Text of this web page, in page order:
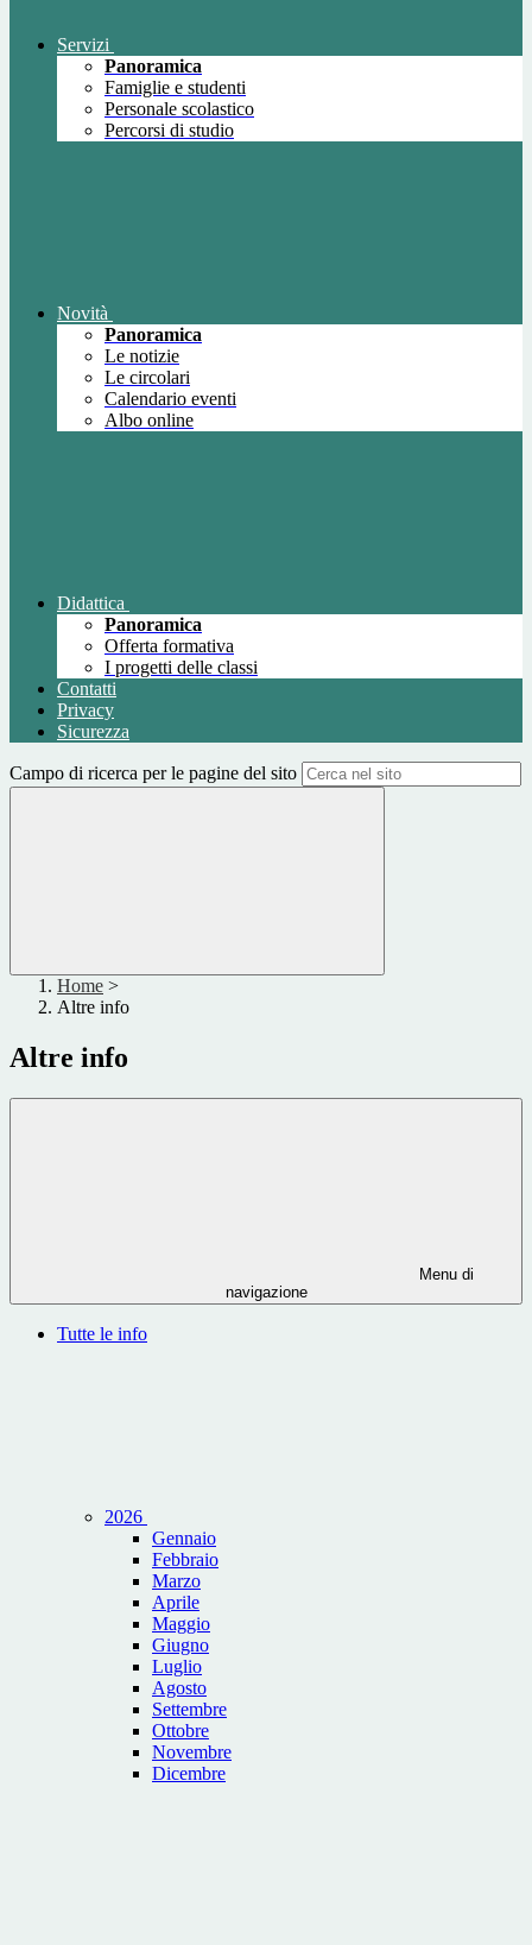
Servizi
Panoramica
Famiglie e studenti
Personale scolastico
Percorsi di studio
Novità
Panoramica
Le notizie
Le circolari
Calendario eventi
Albo online
Didattica
Panoramica
Offerta formativa
I progetti delle classi
Contatti
Privacy
Sicurezza
Campo di ricerca per le pagine del sito
Home >
Altre info
Altre info
Menu di
navigazione
Tutte le info
2026
Gennaio
Febbraio
Marzo
Aprile
Maggio
Giugno
Luglio
Agosto
Settembre
Ottobre
Novembre
Dicembre